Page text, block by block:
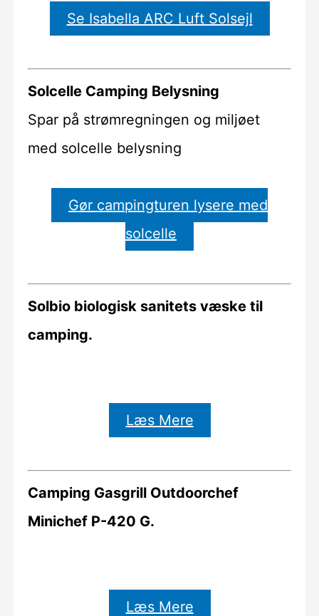
Se Isabella ARC Luft Solsejl
Solcelle Camping Belysning
Spar på strømregningen og miljøet
med solcelle belysning
Gør campingturen lysere med
solcelle
Solbio biologisk sanitets væske til
camping.
Læs Mere
Camping Gasgrill Outdoorchef
Minichef P-420 G.
Læs Mere